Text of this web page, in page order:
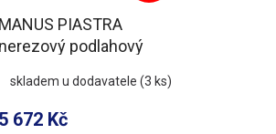
MANUS PIASTRA
nerezový podlahový
dlažbu, L-950, DN50
skladem u dodavatele (3 ks)
5 672 Kč